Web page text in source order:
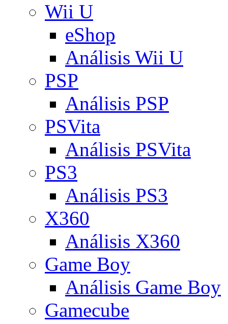
Wii U
eShop
Análisis Wii U
PSP
Análisis PSP
PSVita
Análisis PSVita
PS3
Análisis PS3
X360
Análisis X360
Game Boy
Análisis Game Boy
Gamecube